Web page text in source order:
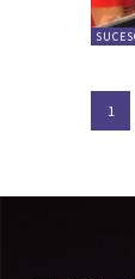
1